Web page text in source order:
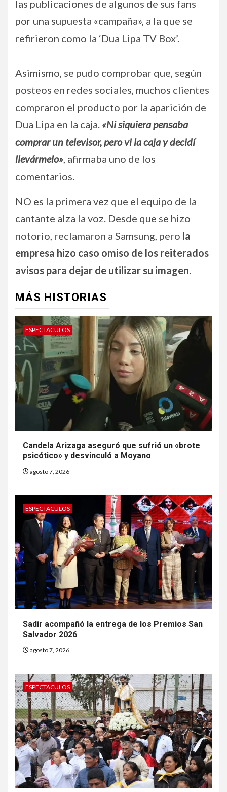
las publicaciones de algunos de sus fans
por una supuesta «campaña», a la que se
refirieron como la ‘Dua Lipa TV Box’.
Asimismo, se pudo comprobar que, según
posteos en redes sociales, muchos clientes
compraron el producto por la aparición de
Dua Lipa en la caja. «Ni siquiera pensaba
comprar un televisor, pero vi la caja y decidí
llevármelo», afirmaba uno de los
comentarios.
NO es la primera vez que el equipo de la
cantante alza la voz. Desde que se hizo
notorio, reclamaron a Samsung, pero la
empresa hizo caso omiso de los reiterados
avisos para dejar de utilizar su imagen.
MÁS HISTORIAS
ESPECTACULOS
Candela Arizaga aseguró que sufrió un «brote
psicótico» y desvinculó a Moyano
agosto 7, 2026
ESPECTACULOS
Sadir acompañó la entrega de los Premios San
Salvador 2026
agosto 7, 2026
ESPECTACULOS